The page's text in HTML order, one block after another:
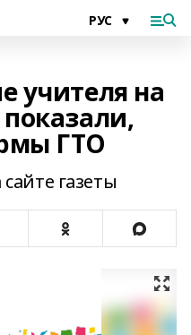
учителя на
ГТО
газеты